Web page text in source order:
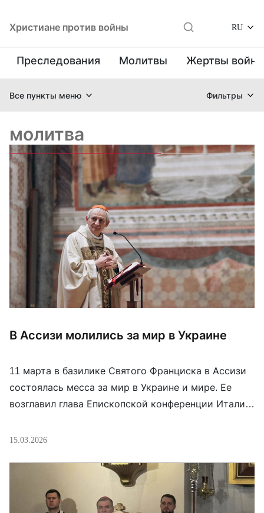
Христиане против войны RU
Преследования Молитвы Жертвы
Все пункты меню Фильтры
молитва
В Ассизи молились за мир в Украине
11 марта в базилике Святого Франциска в Ассизи
состоялась месса за мир в Украине и мире. Ее
возглавил глава Епископской конференции Италии
организованном по инициативе посольства
ордене, приняли участие представители
дипкорпуса Италии, Словении, Уругвая, Колумбии,
Эквадора, Ганы, Гватемалы, Гондураса, Парагвая,
15.03.2026